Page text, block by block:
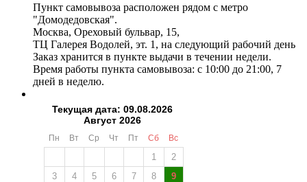
Пункт самовывоза расположен рядом с метро
"Домодедовская".
Москва, Ореховый бульвар, 15,
ТЦ Галерея Водолей, эт. 1, на следующий рабочий день
Заказ хранится в пункте выдачи в течении недели.
Время работы пункта самовывоза: с 10:00 до 21:00, 7
дней в неделю.
Текущая дата: 09.08.2026
Август 2026
Пн Вт Ср Чт Пт Сб Вс
1
2
3
4 5 6 7 8
9